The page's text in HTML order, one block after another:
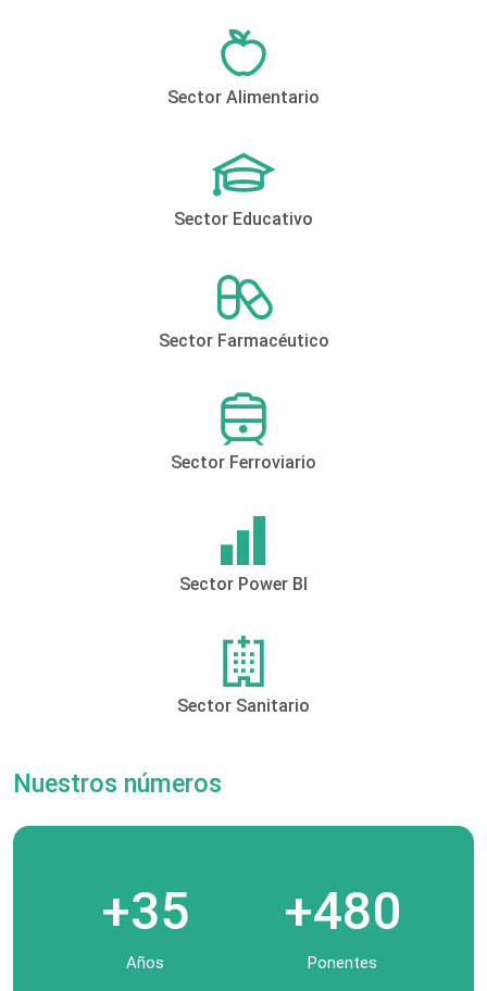
Sector Alimentario
Sector Educativo
Sector Farmacéutico
Sector Ferroviario
Sector Power BI
Sector Sanitario
Nuestros números
+35
Años
+480
Ponentes